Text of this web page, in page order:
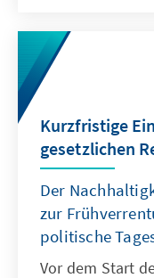
Internationalität
Wissenstreiber
spätestens seit
Kooperationen
Kurzfristige
gesetzlichen
Der
zur
politische
Vor dem Start